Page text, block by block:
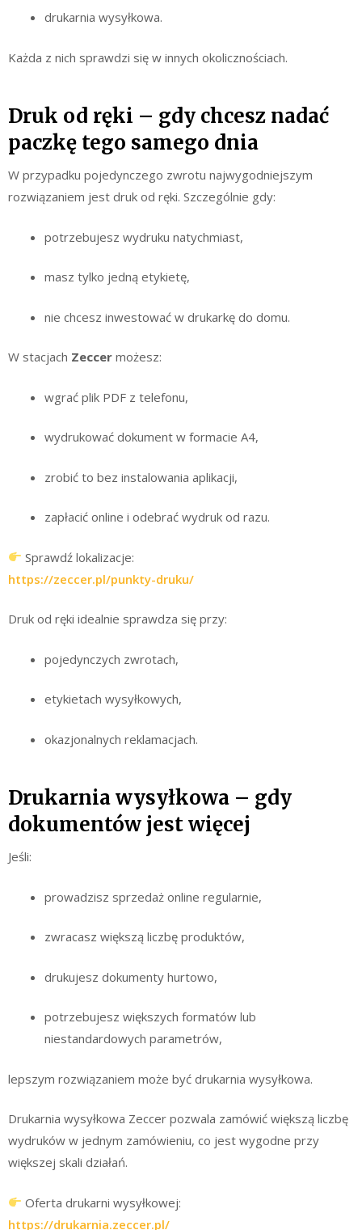
drukarnia wysyłkowa.
Każda z nich sprawdzi się w innych okolicznościach.
Druk od ręki – gdy chcesz nadać
paczkę tego samego dnia
W przypadku pojedynczego zwrotu najwygodniejszym
rozwiązaniem jest druk od ręki. Szczególnie gdy:
potrzebujesz wydruku natychmiast,
masz tylko jedną etykietę,
nie chcesz inwestować w drukarkę do domu.
W stacjach Zeccer możesz:
wgrać plik PDF z telefonu,
wydrukować dokument w formacie A4,
zrobić to bez instalowania aplikacji,
zapłacić online i odebrać wydruk od razu.
Sprawdź lokalizacje:
https://zeccer.pl/punkty-druku/
Druk od ręki idealnie sprawdza się przy:
pojedynczych zwrotach,
etykietach wysyłkowych,
okazjonalnych reklamacjach.
Drukarnia wysyłkowa – gdy
dokumentów jest więcej
Jeśli:
prowadzisz sprzedaż online regularnie,
zwracasz większą liczbę produktów,
drukujesz dokumenty hurtowo,
potrzebujesz większych formatów lub
niestandardowych parametrów,
lepszym rozwiązaniem może być drukarnia wysyłkowa.
Drukarnia wysyłkowa Zeccer pozwala zamówić większą liczbę
wydruków w jednym zamówieniu, co jest wygodne przy
większej skali działań.
Oferta drukarni wysyłkowej:
https://drukarnia.zeccer.pl/